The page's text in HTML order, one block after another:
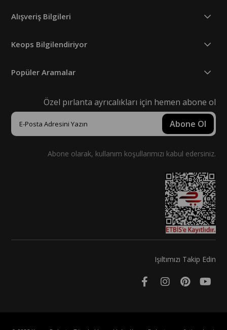
Alışveriş Bilgileri
Keops Bilgilendiriyor
Popüler Aramalar
Özel pırlanta ayrıcalıkları için hemen abone ol
Abone Ol
Abone olarak, kullanım koşullarımızı kabul edersiniz.
Işıltımızı Takip Edin